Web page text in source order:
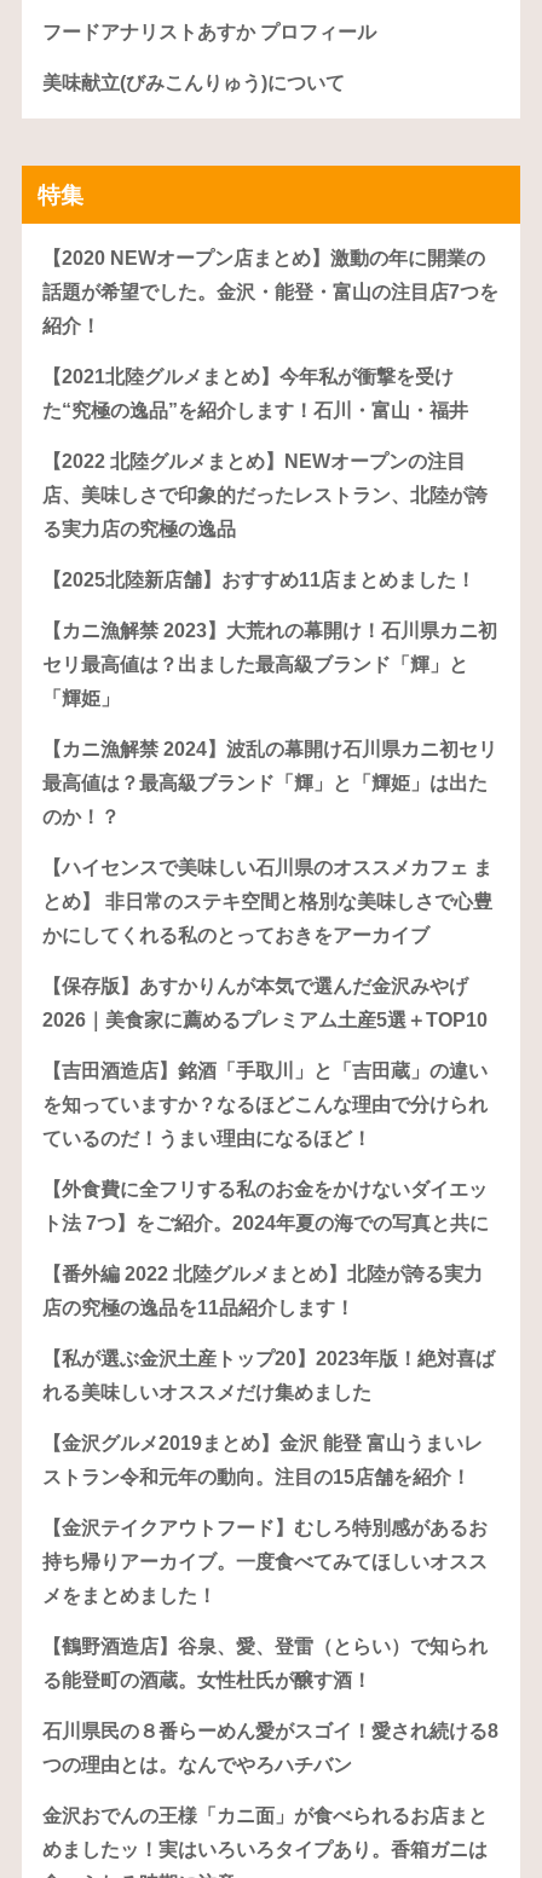
フードアナリストあすか プロフィール
美味献立(びみこんりゅう)について
特集
【2020 NEWオープン店まとめ】激動の年に開業の
話題が希望でした。金沢・能登・富山の注目店7つを
紹介！
【2021北陸グルメまとめ】今年私が衝撃を受け
た“究極の逸品”を紹介します！石川・富山・福井
【2022 北陸グルメまとめ】NEWオープンの注目
店、美味しさで印象的だったレストラン、北陸が誇
る実力店の究極の逸品
【2025北陸新店舗】おすすめ11店まとめました！
【カニ漁解禁 2023】大荒れの幕開け！石川県カニ初
セリ最高値は？出ました最高級ブランド「輝」と
「輝姫」
【カニ漁解禁 2024】波乱の幕開け石川県カニ初セリ
最高値は？最高級ブランド「輝」と「輝姫」は出た
のか！？
【ハイセンスで美味しい石川県のオススメカフェ ま
とめ】 非日常のステキ空間と格別な美味しさで心豊
かにしてくれる私のとっておきをアーカイブ
【保存版】あすかりんが本気で選んだ金沢みやげ
2026｜美食家に薦めるプレミアム土産5選＋TOP10
【吉田酒造店】銘酒「手取川」と「吉田蔵」の違い
を知っていますか？なるほどこんな理由で分けられ
ているのだ！うまい理由になるほど！
【外食費に全フリする私のお金をかけないダイエッ
ト法 7つ】をご紹介。2024年夏の海での写真と共に
【番外編 2022 北陸グルメまとめ】北陸が誇る実力
店の究極の逸品を11品紹介します！
【私が選ぶ金沢土産トップ20】2023年版！絶対喜ば
れる美味しいオススメだけ集めました
【金沢グルメ2019まとめ】金沢 能登 富山うまいレ
ストラン令和元年の動向。注目の15店舗を紹介！
【金沢テイクアウトフード】むしろ特別感があるお
持ち帰りアーカイブ。一度食べてみてほしいオスス
メをまとめました！
【鶴野酒造店】谷泉、愛、登雷（とらい）で知られ
る能登町の酒蔵。女性杜氏が醸す酒！
石川県民の８番らーめん愛がスゴイ！愛され続ける8
つの理由とは。なんでやろハチバン
金沢おでんの王様「カニ面」が食べられるお店まと
めましたッ！実はいろいろタイプあり。香箱ガニは